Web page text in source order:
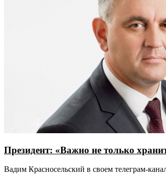
Президент: «Важно не только
Вадим Красносельский в своем телеграм-